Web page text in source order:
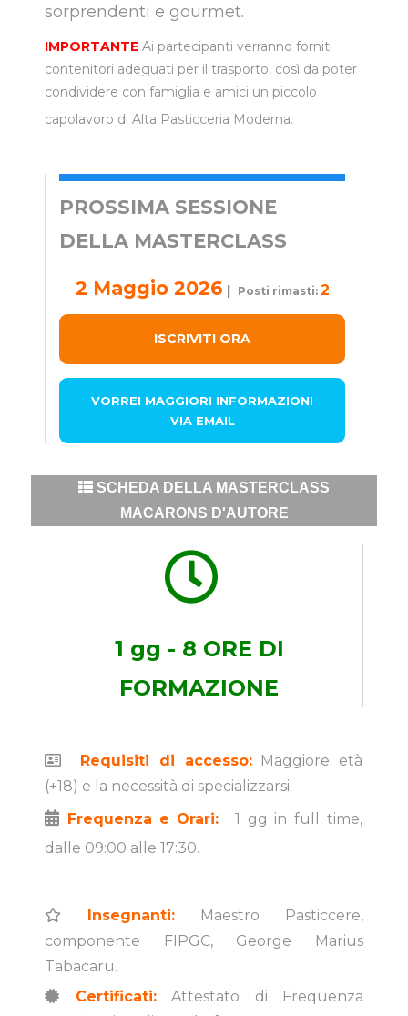
sorprendenti e gourmet.
IMPORTANTE Ai partecipanti verranno forniti
contenitori adeguati per il trasporto, così da poter
condividere con famiglia e amici un piccolo
capolavoro di Alta Pasticceria Moderna.
PROSSIMA SESSIONE
DELLA MASTERCLASS
2 Maggio2026 | Posti rimasti: 2
ISCRIVITI ORA
VORREI MAGGIORI INFORMAZIONI
VIA EMAIL
SCHEDA DELLA MASTERCLASS
MACARONS D'AUTORE
1 gg - 8 ORE DI
FORMAZIONE
Requisiti di accesso:Maggiore età
(+18) e la necessità di specializzarsi.
Frequenza e Orari: 1 gg in full time,
dalle 09:00 alle 17:30.
Insegnanti: Maestro Pasticcere,
componente FIPGC, George Marius
Tabacaru.
Certificati:
Attestato di Frequenza